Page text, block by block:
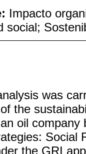
Impacto
social;
was
the
oil company
Social
the GRI